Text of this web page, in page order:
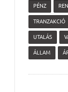
PÉNZ
TRANZAKCIÓ
UTALÁS
ÁLLAM